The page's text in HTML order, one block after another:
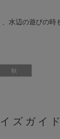
水辺の遊びの時
秋
ズガイド